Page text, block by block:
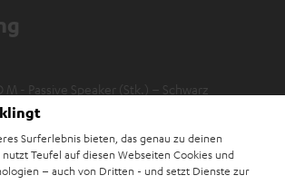
M - Passive Speaker (Stk.) – Schwarz
M - Active Speaker (Stk.) – Schwarz
STEREO L / M (ET) – Schwarz
STEREO M / L (ET) – Schwarz
klingt
Surferlebnis bieten, das genau zu deinen
Teufel auf diesen Webseiten Cookies und
– auch von Dritten - und setzt Dienste zur